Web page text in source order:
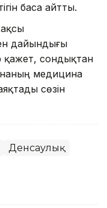
баса айтты.
дайындығы
қажет, сондықтан
медицина
сөзін
Денсаулық